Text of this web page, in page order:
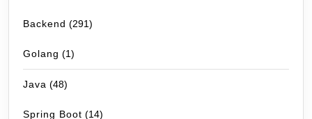
Backend (291)
Golang (1)
Java (48)
Spring Boot (14)